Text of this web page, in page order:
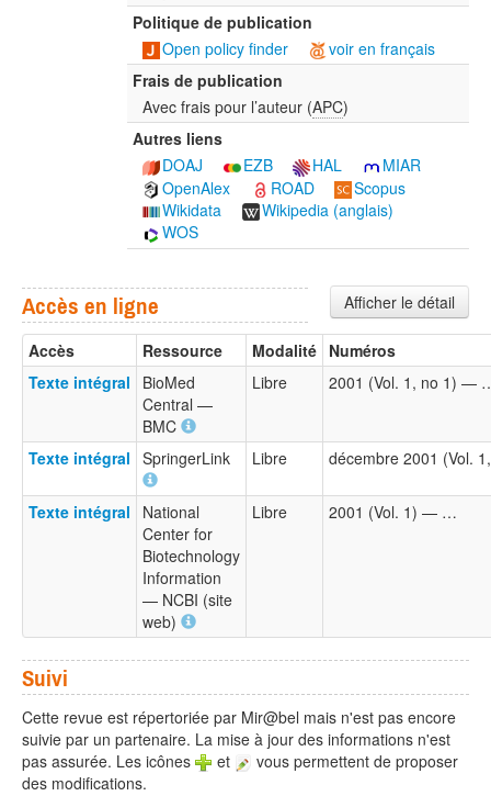
Politique de publication
Open policy finder
voir en français
Frais de publication
Avec frais pour l’auteur (APC)
Autres liens
DOAJ
EZB HAL
MIAR
OpenAlex
ROAD
Scopus
Wikidata
Wikipedia (anglais)
WOS
Afficher le détail
Accès en ligne
Accès Ressource Modalité Numéros
Texte intégral
BioMed
Central —
BMC
Libre 2001 (Vol. 1, no 1) —
Texte intégral SpringerLink Libre décembre 2001 (Vol.
Texte intégral
National
Center for
Biotechnology
Information
— NCBI (site
web)
Libre 2001 (Vol. 1) — …
Suivi
Cette revue est répertoriée par Mir@bel mais n'est pas encore
suivie par un partenaire. La mise à jour des informations n'est
pas assurée. Les icônes
et
vous permettent de proposer
des modifications.